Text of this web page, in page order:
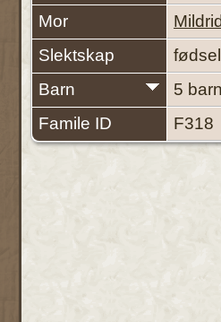
Mor
Slektskap
fødsel
Barn
5 barn
Famile ID
F318